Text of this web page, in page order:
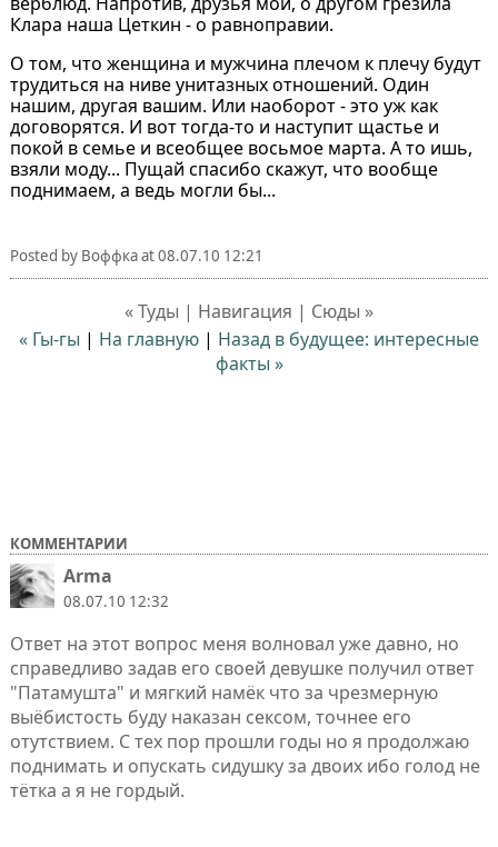
Клара наша Цеткин - о равноправии.
О том, что женщина и мужчина плечом к плечу будут
трудиться на ниве унитазных отношений. Один
нашим, другая вашим. Или наоборот - это уж как
договорятся. И вот тогда-то и наступит щастье и
покой в семье и всеобщее восьмое марта. А то ишь,
взяли моду... Пущай спасибо скажут, что вообще
поднимаем, а ведь могли бы...
Posted by Воффкаat08.07.10 12:21
« Туды | Навигация | Сюды »
« Гы-гы | На главную | Назад в будущее: интересные
факты »
КОММЕНТАРИИ
Arma
08.07.10 12:32
Ответ на этот вопрос меня волновал уже давно, но
справедливо задав его своей девушке получил ответ
"Патамушта" и мягкий намёк что за чрезмерную
выёбистость буду наказан сексом, точнее его
отутствием. С тех пор прошли годы но я продолжаю
поднимать и опускать сидушку за двоих ибо голод не
тётка а я не гордый.